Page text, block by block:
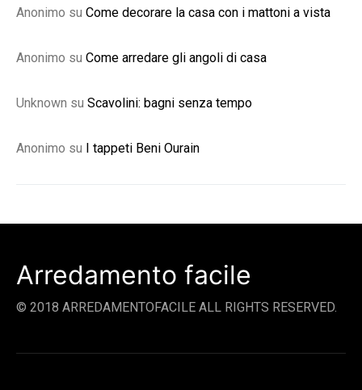
Anonimo su Come decorare la casa con i mattoni a vista
Anonimo su Come arredare gli angoli di casa
Unknown su Scavolini: bagni senza tempo
Anonimo su I tappeti Beni Ourain
Arredamento facile
© 2018 ARREDAMENTOFACILE ALL RIGHTS RESERVED.